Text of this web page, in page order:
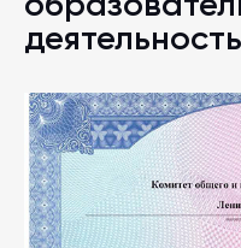
деятельность